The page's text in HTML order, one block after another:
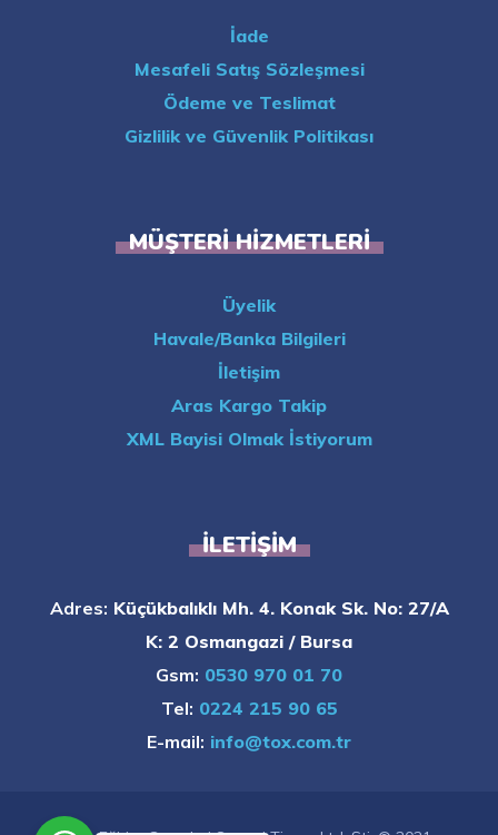
İade
Mesafeli Satış Sözleşmesi
Ödeme ve Teslimat
Gizlilik ve Güvenlik Politikası
MÜŞTERI HIZMETLERI
Üyelik
Havale/Banka Bilgileri
İletişim
Aras Kargo Takip
XML Bayisi Olmak İstiyorum
İLETIŞIM
Adres: Küçükbalıklı Mh. 4. Konak Sk. No: 27/A
K: 2 Osmangazi / Bursa
Gsm: 0530 970 01 70
Tel: 0224 215 90 65
E-mail: info@tox.com.tr